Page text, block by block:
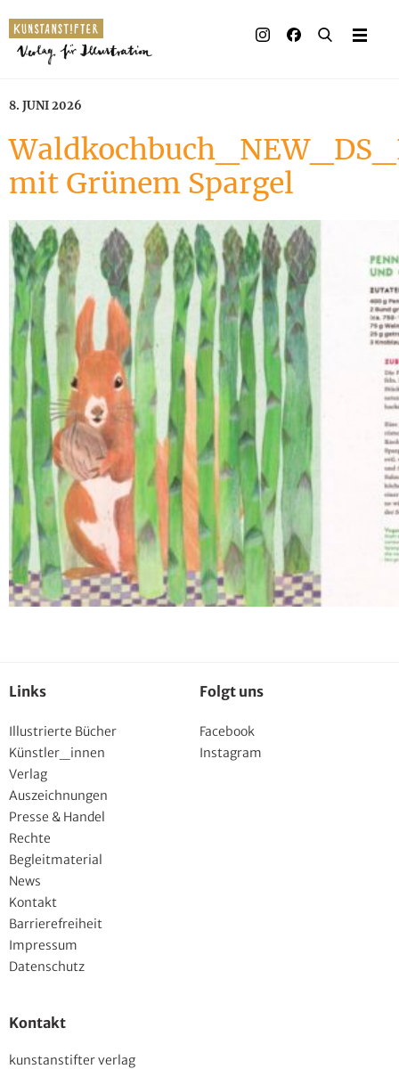
8. JUNI 2026
mit Grünem Spargel
Links
Illustrierte Bücher
Künstler_innen
Verlag
Auszeichnungen
Presse & Handel
Rechte
Begleitmaterial
News
Kontakt
Barrierefreiheit
Impressum
Datenschutz
Folgt uns
Facebook
Instagram
Kontakt
kunstanstifter verlag